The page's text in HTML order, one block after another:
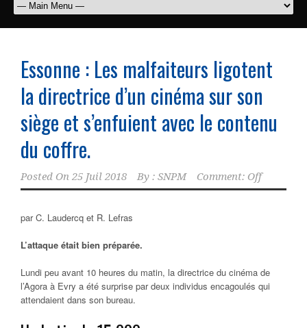
Essonne : Les malfaiteurs ligotent
la directrice d’un cinéma sur son
siège et s’enfuient avec le contenu
du coffre.
Posted On 25 Juil 2018 By : SNPM Comment: Off
par C. Laudercq et R. Lefras
L’attaque était bien préparée.
Lundi peu avant 10 heures du matin, la directrice du cinéma de
l’Agora à Evry a été surprise par deux individus encagoulés qui
attendaient dans son bureau.